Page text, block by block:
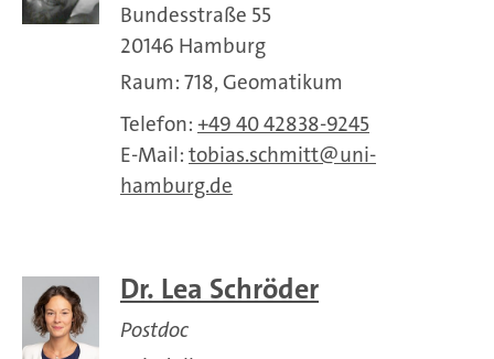
Bundesstraße 55
20146 Hamburg
Raum: 718, Geomatikum
Telefon: +49 40 42838-9245
E-Mail: tobias.schmitt
uni-
hamburg.de
Dr. Lea Schröder
Postdoc